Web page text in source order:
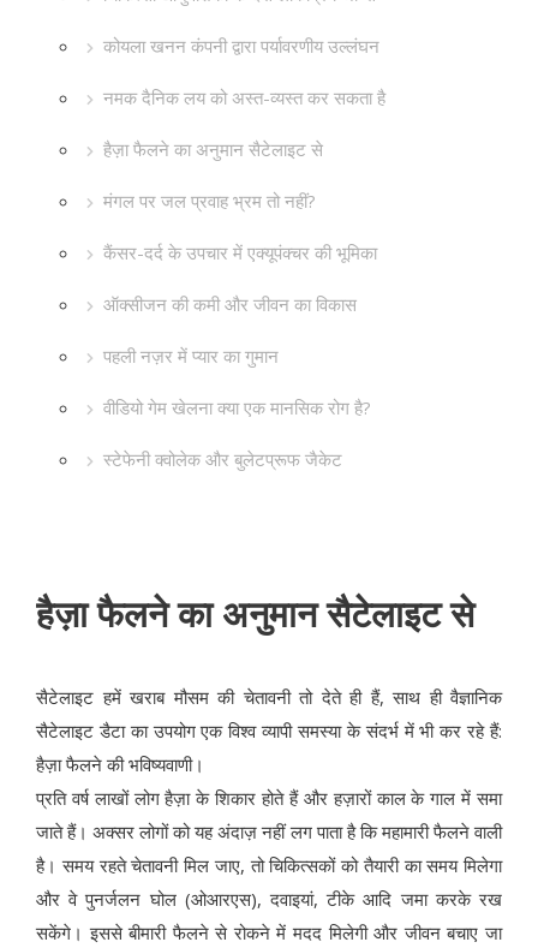
कोयला खनन कंपनी द्वारा पर्यावरणीय उल्लंघन
नमक दैनिक लय को अस्त-व्यस्त कर सकता है
हैज़ा फैलने का अनुमान सैटेलाइट से
मंगल पर जल प्रवाह भ्रम तो नहीं?
कैंसर-दर्द के उपचार में एक्यूपंक्चर की भूमिका
ऑक्सीजन की कमी और जीवन का विकास
पहली नज़र में प्यार का गुमान
वीडियो गेम खेलना क्या एक मानसिक रोग है?
स्टेफेनी क्वोलेक और बुलेटप्रूफ जैकेट
हैज़ा फैलने का अनुमान सैटेलाइट से
सैटेलाइट हमें खराब मौसम की चेतावनी तो देते ही हैं, साथ ही वैज्ञानिक
सैटेलाइट डैटा का उपयोग एक विश्व व्यापी समस्या के संदर्भ में भी कर रहे हैं:
हैज़ा फैलने की भविष्यवाणी।
प्रति वर्ष लाखों लोग हैज़ा के शिकार होते हैं और हज़ारों काल के गाल में समा
जाते हैं। अक्सर लोगों को यह अंदाज़ नहीं लग पाता है कि महामारी फैलने वाली
है। समय रहते चेतावनी मिल जाए, तो चिकित्सकों को तैयारी का समय मिलेगा
और वे पुनर्जलन घोल (ओआरएस), दवाइयां, टीके आदि जमा करके रख
सकेंगे। इससे बीमारी फैलने से रोकने में मदद मिलेगी और जीवन बचाए जा